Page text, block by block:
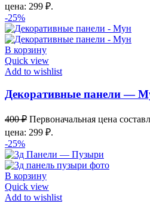
цена: 299 ₽.
-25%
В корзину
Quick view
Add to wishlist
Декоративные панели —
400₽ Первоначальная цена
цена: 299 ₽.
-25%
В корзину
Quick view
Add to wishlist